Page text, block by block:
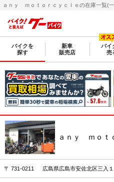
バイクを
探す
新車
販売店
バイ
売
ａｎｙ ｍｏｔ
〒 731-0211 広島県広島市安佐北区三入１